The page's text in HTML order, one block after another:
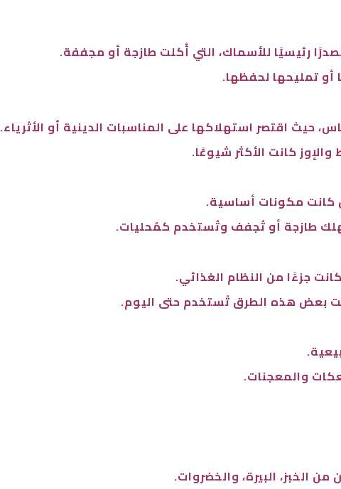
رئيسيًا للأسماك، التي أُكلت طازجة أو مجففة.
أو تمليحها لحفظها.
حيث اقتصر استهلاكها على المناسبات الدينية أو الأثرياء.
والإوز كانت الأكثر شيوعًا.
كانت مكونات أساسية.
طازجة أو تُجفف وتُستخدم كمُحليات.
جزءًا من النظام الغذائي.
بعض هذه الطرق تُستخدم حتى اليوم.
والمعجنات.
الخبز، البيرة، والخضروات.